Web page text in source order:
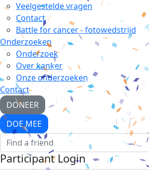
Veelgestelde vragen
Contact
Battle for cancer - fotowedstrijd
Onderzoeken
Onderzoek
Over kanker
Onze onderzoeken
Contact
DONEER
DOE MEE
Participant Login